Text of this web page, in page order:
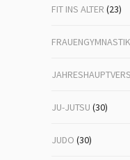
FIT INS ALTER (23)
FRAUENGYMNASTIK
JU-JUTSU (30)
JUDO (30)